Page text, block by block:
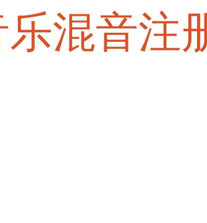
混音注